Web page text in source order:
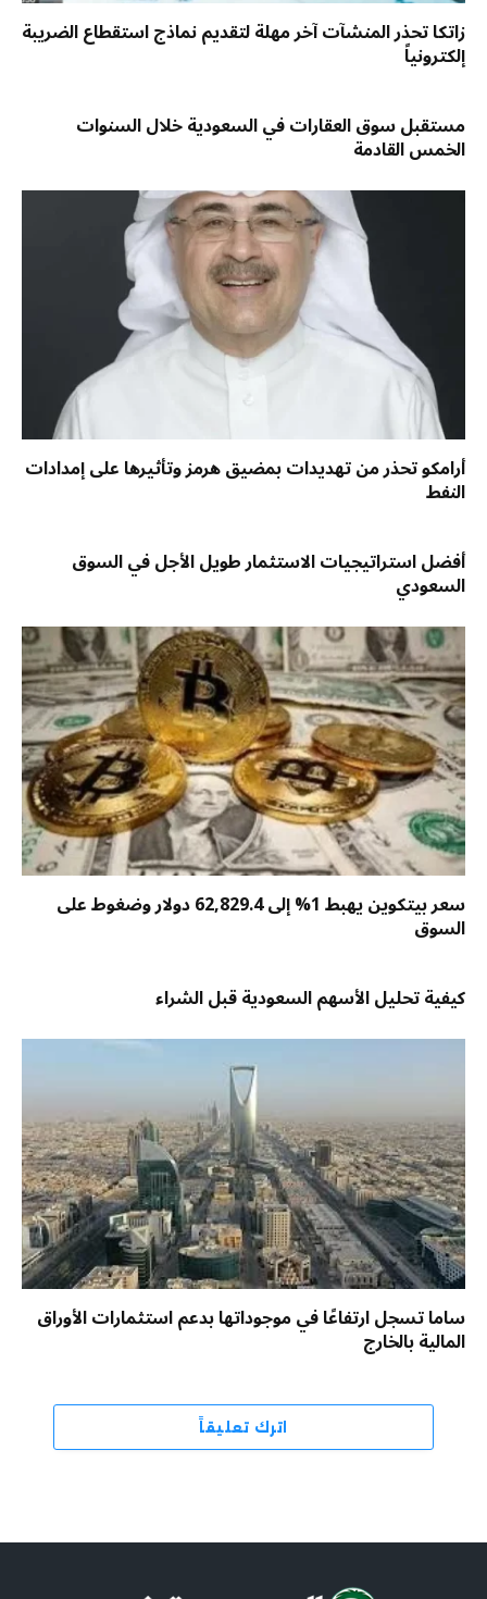
زاتكا تحذر المنشآت آخر مهلة لتقديم نماذج استقطاع الضريبة
إلكترونياً
مستقبل سوق العقارات في السعودية خلال السنوات
الخمس القادمة
أرامكو تحذر من تهديدات بمضيق هرمز وتأثيرها على إمدادات
النفط
أفضل استراتيجيات الاستثمار طويل الأجل في السوق
السعودي
سعر بيتكوين يهبط 1% إلى 62,829.4 دولار وضغوط على
السوق
كيفية تحليل الأسهم السعودية قبل الشراء
ساما تسجل ارتفاعًا في موجوداتها بدعم استثمارات الأوراق
المالية بالخارج
اترك تعليقاً